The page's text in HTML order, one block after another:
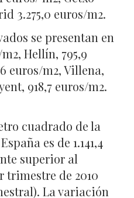
3.275,0 euros/m2.
se presentan en
Hellín, 795,9
euros/m2, Villena,
918,7 euros/m2.
cuadrado de la
es de 1.141,4
superior al
de 2010
La variación